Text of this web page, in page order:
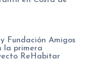
Fundación Amigos
la primera
ReHabitar